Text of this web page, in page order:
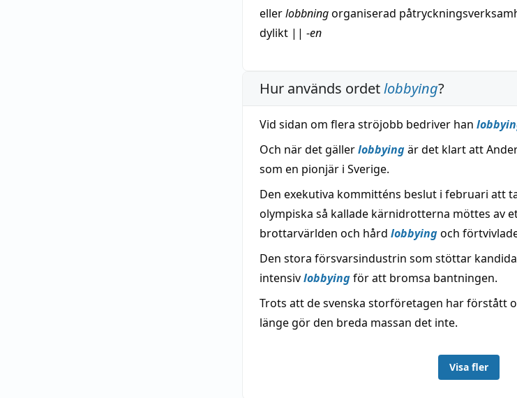
ellerlobbningorganiserad
dylikt || -en
Hur används ordetlobbying?
Vid sidan om flera ströjobb bedriver han
Och när det gällerlobbyingär det klart att
som en pionjär i Sverige.
Den exekutiva kommitténs beslut i februari att
olympiska så kallade kärnidrotterna möttes av
brottarvärlden och hård lobbyingoch
Den stora försvarsindustrin som stöttar
intensivlobbyingför att bromsa bantningen.
Trots att de svenska storföretagen har förstått
länge gör den breda massan det inte.
Visa fler